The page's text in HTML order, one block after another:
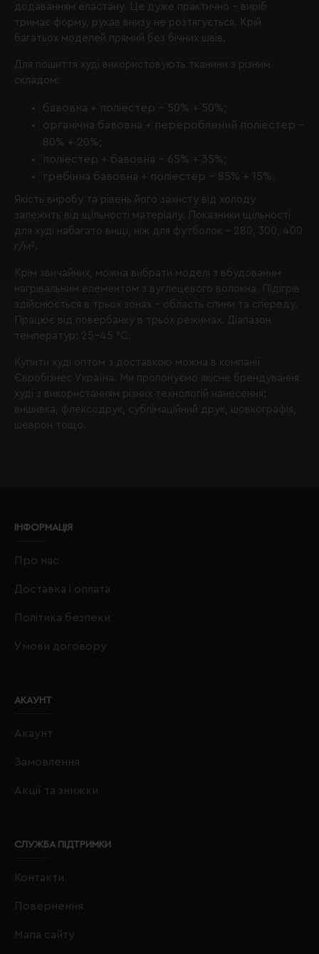
додаванням еластану. Це дуже практично – виріб
тримає форму, рукав внизу не розтягується. Крій
багатьох моделей прямий без бічних швів.
Для пошиття худі використовують тканини з різним
складом:
бавовна + поліестер – 50% + 50%;
органічна бавовна + перероблений поліестер –
80% + 20%;
поліестер + бавовна – 65% + 35%;
гребінна бавовна + поліестер – 85% + 15%.
Якість виробу та рівень його захисту від холоду
залежить від щільності матеріалу. Показники щільності
для худі набагато вищі, ніж для футболок – 280, 300, 400
г/м².
Крім звичайних, можна вибрати моделі з вбудованим
нагрівальним елементом з вуглецевого волокна. Підігрів
здійснюється в трьох зонах – область спини та спереду.
Працює від повербанку в трьох режимах. Діапазон
температур: 25-45 °C.
Купити худі оптом з доставкою можна в компанії
Євробізнес Україна. Ми пропонуємо якісне брендування
худі з використанням різних технологій нанесення:
вишивка, флексодрук, сублімаційний друк, шовкографія,
шеврон тощо.
ІНФОРМАЦІЯ
Про нас
Доставка і оплата
Політика безпеки
Умови договору
АКАУНТ
Акаунт
Замовлення
Акції та знижки
СЛУЖБА ПІДТРИМКИ
Контакти
Повернення
Мапа сайту